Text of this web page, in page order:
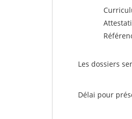
Les dossiers
Délai pour